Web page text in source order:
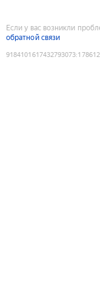
Если у вас возникли
обратной связи
9184101617432793073: